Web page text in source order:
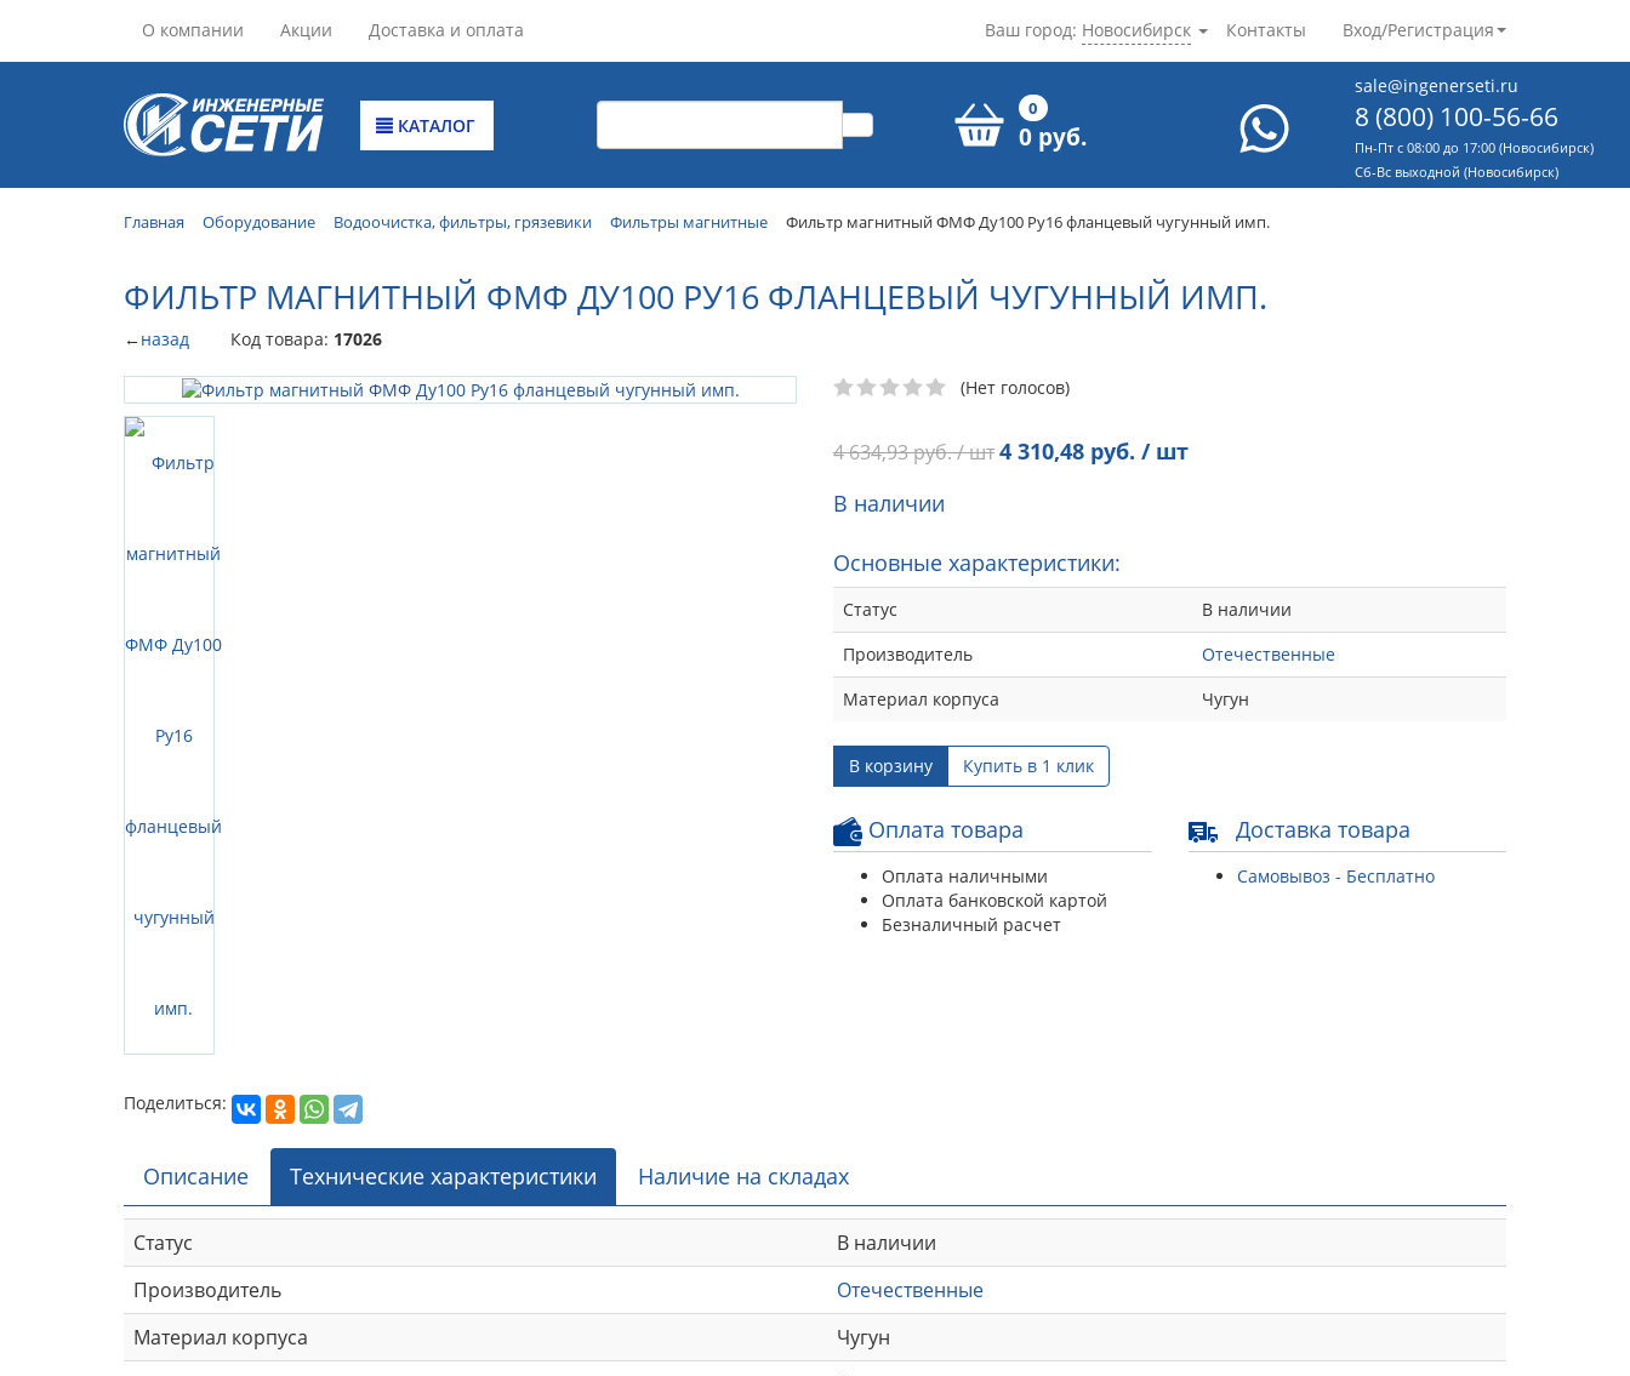
О компании Акции Доставка и оплата Контакты Вход/Регистрация
Ваш город: Новосибирск
КАТАЛОГ
0
0 руб.
sale@ingenerseti.ru
8 (800) 100-56-66
Пн-Пт с 08:00 до 17:00 (Новосибирск)
Cб-Вс выходной (Новосибирск)
Главная Оборудование Водоочистка, фильтры, грязевики Фильтры магнитные Фильтр магнитный ФМФ Ду100 Ру16 фланцевый чугунный имп.
ФИЛЬТР МАГНИТНЫЙ ФМФ ДУ100 РУ16 ФЛАНЦЕВЫЙ ЧУГУННЫЙ ИМП.
←назад Код товара: 17026
Поделиться:
(Нет голосов)
4 634,93руб. / шт4 310,48 руб. / шт
В наличии
Основные характеристики:
Статус
В наличии
Производитель
Отечественные
Материал корпуса
Чугун
В корзину Купить в 1 клик
Оплата товара
Оплата наличными
Оплата банковской картой
Безналичный расчет
Доставка товара
Самовывоз - Бесплатно
Описание Технические характеристики Наличие на складах
Статус
В наличии
Производитель
Отечественные
Материал корпуса
Чугун